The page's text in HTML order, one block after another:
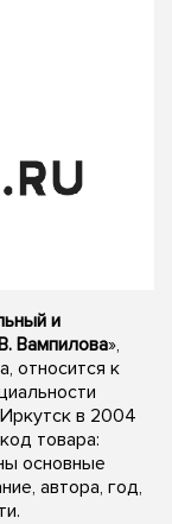
и
Вампилова»,
относится к
в 2004
товара:
основные
автора, год,